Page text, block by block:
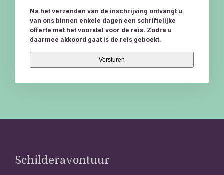
Na het verzenden van de inschrijving ontvangt u
van ons binnen enkele dagen een schriftelijke
offerte met het voorstel voor de reis. Zodra u
daarmee akkoord gaat is de reis geboekt.
Schilderavontuur